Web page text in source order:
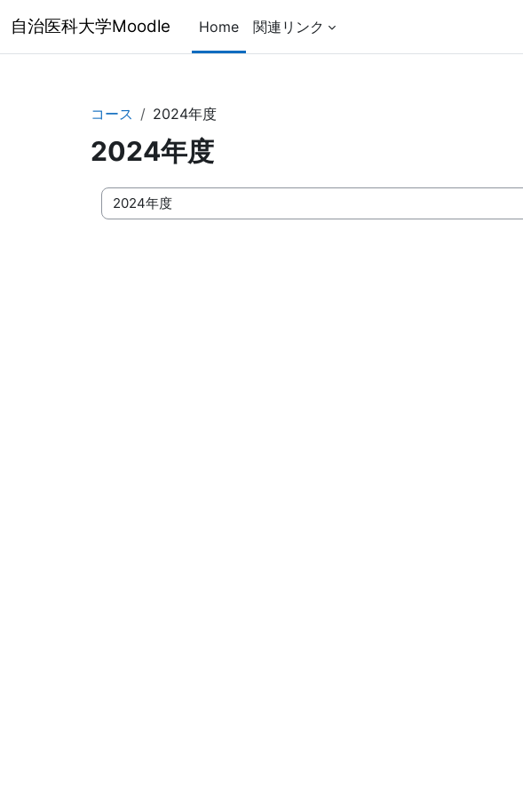
自治医科大学Moodle Home 関連リンク
コース 2024年度
2024年度
コースカテゴリ